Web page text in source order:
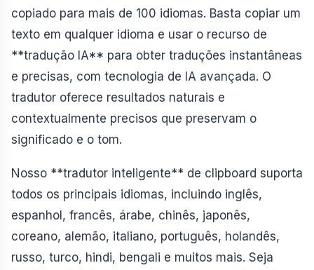
copiado para mais de 100 idiomas. Basta copiar um
texto em qualquer idioma e usar o recurso de
**tradução IA** para obter traduções instantâneas
e precisas, com tecnologia de IA avançada. O
tradutor oferece resultados naturais e
contextualmente precisos que preservam o
significado e o tom.
Nosso **tradutor inteligente** de clipboard suporta
todos os principais idiomas, incluindo inglês,
espanhol, francês, árabe, chinês, japonês,
coreano, alemão, italiano, português, holandês,
russo, turco, hindi, bengali e muitos mais. Seja